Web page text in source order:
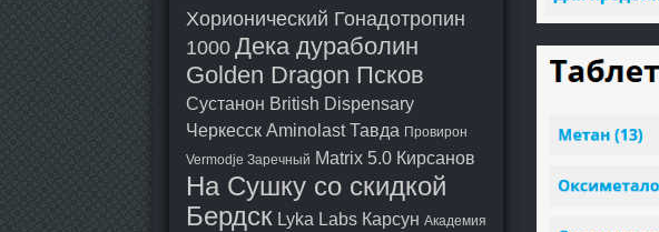
Хорионический Гонадотропин
1000 Дека дураболин
Golden Dragon Псков
Сустанон British Dispensary
Черкесск Aminolast Тавда Провирон
Vermodje Заречный Matrix 5.0 Кирсанов
На Сушку со скидкой
Бердск Lyka Labs Карсун Академия